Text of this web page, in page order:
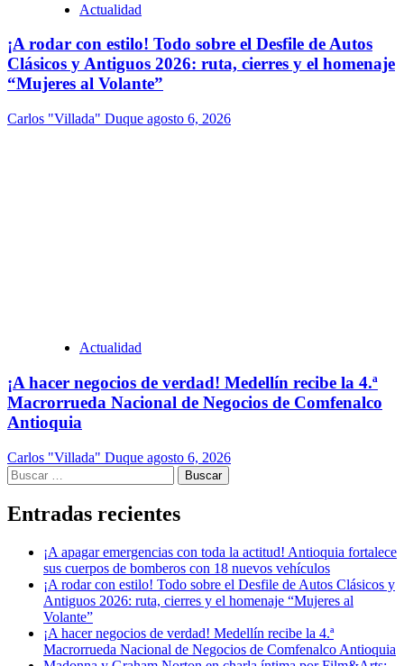
Actualidad
¡A rodar con estilo! Todo sobre el Desfile de Autos
Clásicos y Antiguos 2026: ruta, cierres y el homenaje
“Mujeres al Volante”
Carlos "Villada" Duque agosto 6, 2026
Actualidad
¡A hacer negocios de verdad! Medellín recibe la 4.ª
Macrorrueda Nacional de Negocios de Comfenalco
Antioquia
Carlos "Villada" Duque agosto 6, 2026
Buscar:
Entradas recientes
¡A apagar emergencias con toda la actitud! Antioquia fortalece
sus cuerpos de bomberos con 18 nuevos vehículos
¡A rodar con estilo! Todo sobre el Desfile de Autos Clásicos y
Antiguos 2026: ruta, cierres y el homenaje “Mujeres al
Volante”
¡A hacer negocios de verdad! Medellín recibe la 4.ª
Macrorrueda Nacional de Negocios de Comfenalco Antioquia